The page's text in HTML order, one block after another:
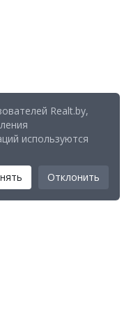
Realt.by,
используются
Отклонить